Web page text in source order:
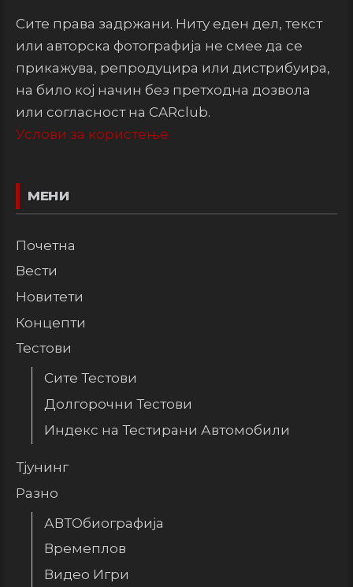
Сите права задржани. Ниту еден дел, текст
или авторска фотографија не смее да се
прикажува, репродуцира или дистрибуира,
на било кој начин без претходна дозвола
или согласност на CARclub.
Услови за користење.
МЕНИ
Почетна
Вести
Новитети
Концепти
Тестови
Сите Тестови
Долгорочни Тестови
Индекс на Тестирани Автомобили
Тјунинг
Разно
АВТОбиографија
Времеплов
Видео Игри